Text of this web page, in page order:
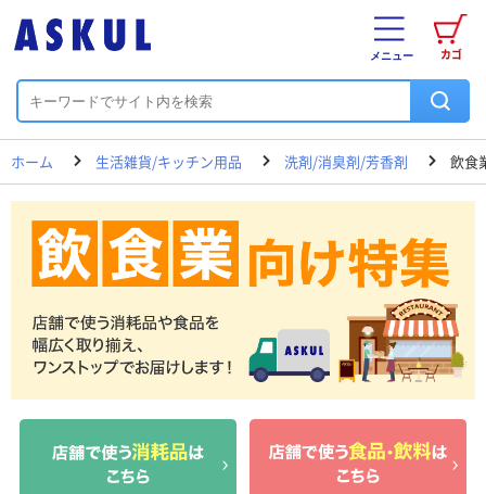
カゴ
メニュー
ホーム 生活雑貨/キッチン用品 洗剤/消臭剤/芳香剤 飲食